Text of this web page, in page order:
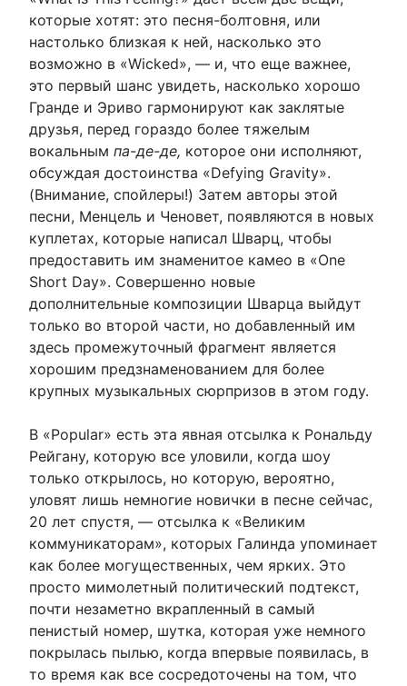
которые хотят: это песня-болтовня, или
настолько близкая к ней, насколько это
возможно в «Wicked», — и, что еще важнее,
это первый шанс увидеть, насколько хорошо
Гранде и Эриво гармонируют как заклятые
друзья, перед гораздо более тяжелым
вокальным па-де-де, которое они исполняют,
обсуждая достоинства «Defying Gravity».
(Внимание, спойлеры!) Затем авторы этой
песни, Менцель и Ченовет, появляются в новых
куплетах, которые написал Шварц, чтобы
предоставить им знаменитое камео в «One
Short Day». Совершенно новые
дополнительные композиции Шварца выйдут
только во второй части, но добавленный им
здесь промежуточный фрагмент является
хорошим предзнаменованием для более
крупных музыкальных сюрпризов в этом году.
В «Popular» есть эта явная отсылка к Рональду
Рейгану, которую все уловили, когда шоу
только открылось, но которую, вероятно,
уловят лишь немногие новички в песне сейчас,
20 лет спустя, — отсылка к «Великим
коммуникаторам», которых Галинда упоминает
как более могущественных, чем ярких. Это
просто мимолетный политический подтекст,
почти незаметно вкрапленный в самый
пенистый номер, шутка, которая уже немного
покрылась пылью, когда впервые появилась, в
то время как все сосредоточены на том, что